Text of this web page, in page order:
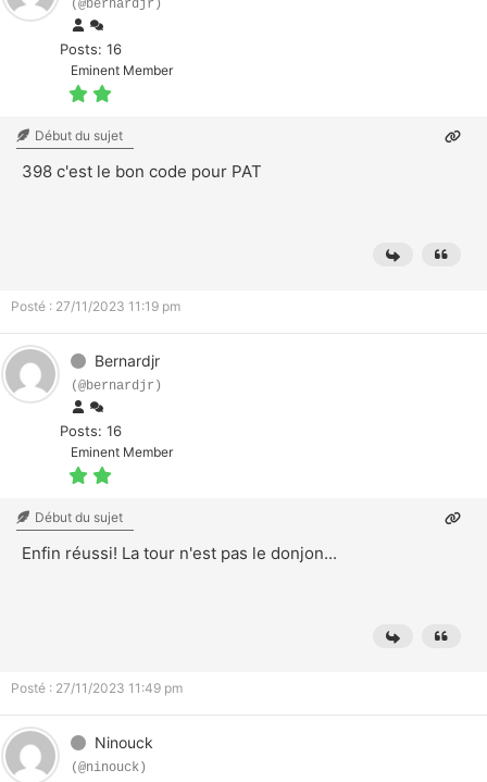
(@bernardjr)
Posts: 16
Eminent Member
Début du sujet
398 c'est le bon code pour PAT
Posté : 27/11/2023 11:19 pm
Bernardjr
(@bernardjr)
Posts: 16
Eminent Member
Début du sujet
Enfin réussi! La tour n'est pas le donjon...
Posté : 27/11/2023 11:49 pm
Ninouck
(@ninouck)